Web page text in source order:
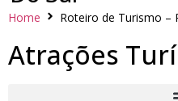
Home Roteiro de Turismo –
Atrações